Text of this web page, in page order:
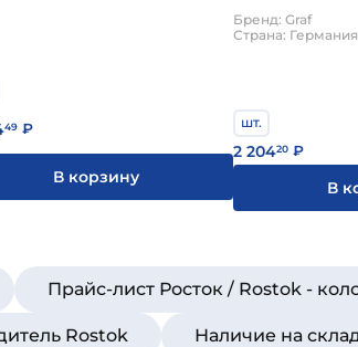
49 ₽
В корзину
Бренд: Graf
Страна: Германия
шт.
2 20420 ₽
В
Прайс-лист Росток / Rostok -
Rostok Наличие на